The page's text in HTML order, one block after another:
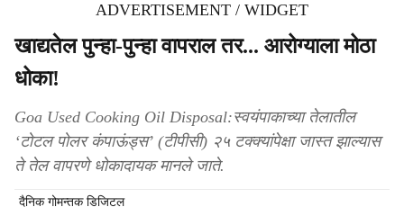
ADVERTISEMENT / WIDGET
खाद्यतेल पुन्हा-पुन्हा वापराल तर... आरोग्याला मोठा
धोका!
Goa Used Cooking Oil Disposal:स्वयंपाकाच्या तेलातील
‘टोटल पोलर कंपाऊंड्स’ (टीपीसी) २५ टक्क्यांपेक्षा जास्त झाल्यास
ते तेल वापरणे धोकादायक मानले जाते.
दैनिक गोमन्तक डिजिटल